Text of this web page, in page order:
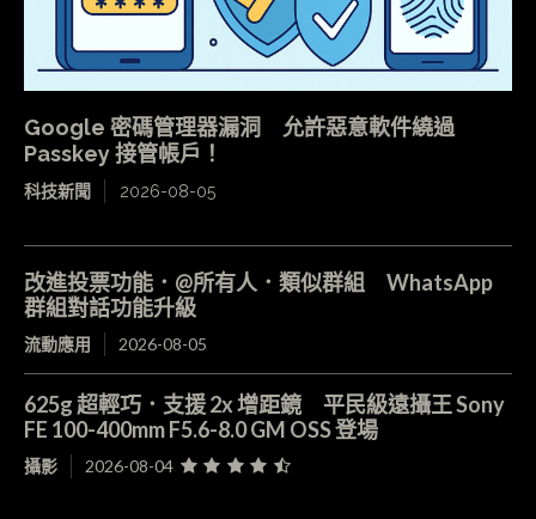
Google 密碼管理器漏洞 允許惡意軟件繞過
Passkey 接管帳戶！
科技新聞 2026-08-05
改進投票功能．@所有人．類似群組 WhatsApp
群組對話功能升級
流動應用 2026-08-05
625g 超輕巧．支援 2x 增距鏡 平民級遠攝王 Sony
FE 100-400mm F5.6-8.0 GM OSS 登場
攝影 2026-08-04